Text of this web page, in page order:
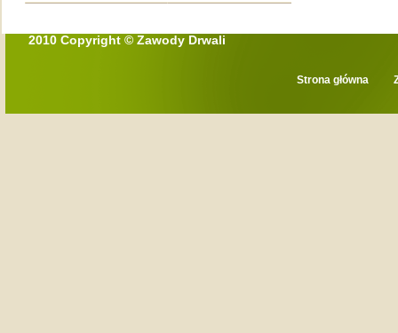
2010 Copyright © Zawody Drwali
Strona główna